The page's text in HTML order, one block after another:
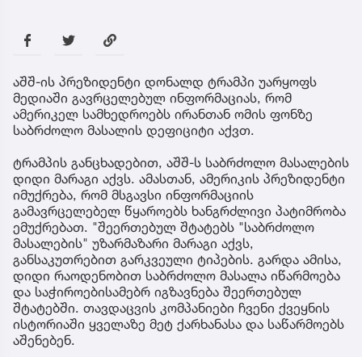
აშშ-ის პრეზიდენტი დონალდ ტრამპი უარყოფს
მედიაში გავრცელებულ ინფორმაციას, რომ
ამერიკელ სამხედროებს ირანთან ომის ფონზე
საბრძოლო მასალის დეფიციტი აქვთ.
ტრამპის განცხადებით, აშშ-ს საბრძოლო მასალების
დიდი მარაგი აქვს. ამასთან, ამერიკის პრეზიდენტი
იმუქრება, რომ მსგავსი ინფორმაციის
გამავრცელებელ წყაროებს ხანგრძლივი პატიმრობა
ემუქრებათ. "შეერთებულ შტატებს "საბრძოლო
მასალების" უზარმაზარი მარაგი აქვს,
განსაკუთრებით გარკვეული ტიპების. გარდა ამისა,
დიდი რაოდენობით საბრძოლო მასალა იწარმოება
და საჭიროებისამებრ იგზავნება შეერთებულ
შტატებში. თავდაცვის კომპანიები ჩვენი ქვეყნის
ისტორიაში ყველაზე მეტ ქარხანასა და საწარმოებს
აშენებენ.